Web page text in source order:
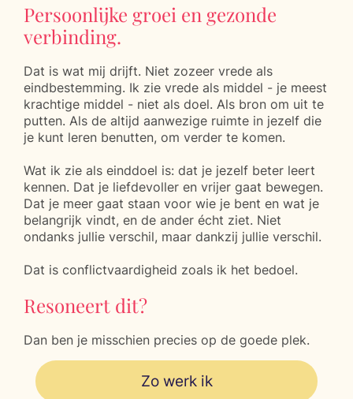
Persoonlijke groei en gezonde
verbinding.
Dat is wat mij drijft. Niet zozeer vrede als
eindbestemming. Ik zie vrede als middel - je meest
krachtige middel - niet als doel. Als bron om uit te
putten. Als de altijd aanwezige ruimte in jezelf die
je kunt leren benutten, om verder te komen.
Wat ik zie als einddoel is: dat je jezelf beter leert
kennen. Dat je liefdevoller en vrijer gaat bewegen.
Dat je meer gaat staan voor wie je bent en wat je
belangrijk vindt, en de ander écht ziet. Niet
ondanks jullie verschil, maar dankzij jullie verschil.
Dat is conflictvaardigheid zoals ik het bedoel.
Resoneert dit?
Dan ben je misschien precies op de goede plek.
Zo werk ik